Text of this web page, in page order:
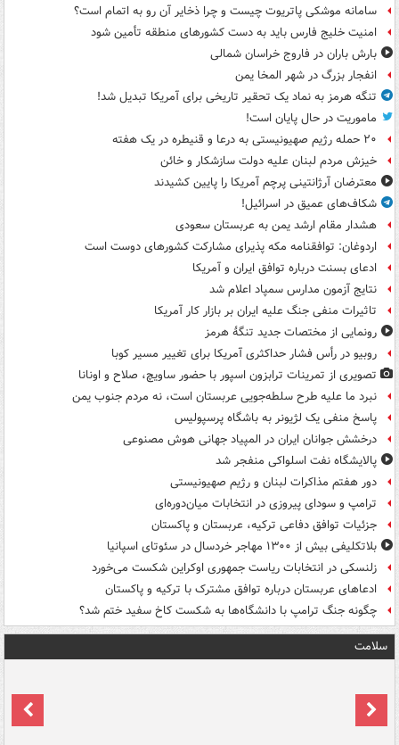
سامانه موشکی پاتریوت چیست و چرا ذخایر آن رو به اتمام است؟
امنیت خلیج فارس باید به دست کشورهای منطقه تأمین شود
بارش باران در فاروج خراسان شمالی
انفجار بزرگ در شهر المخا یمن
تنگه هرمز به نماد یک تحقیر تاریخی برای آمریکا تبدیل شد!
ماموریت در حال پایان است!
۲۰ حمله رژیم صهیونیستی به درعا و قنیطره در یک هفته
خیزش مردم لبنان علیه دولت سازشکار و خائن
معترضان آرژانتینی پرچم آمریکا را پایین کشیدند
شکاف‌های عمیق در اسرائیل!
هشدار مقام ارشد یمن به عربستان سعودی
اردوغان: توافقنامه مکه پذیرای مشارکت کشورهای دوست است
ادعای بسنت درباره توافق ایران و آمریکا
نتایج آزمون مدارس سمپاد اعلام شد
تاثیرات منفی جنگ علیه ایران بر بازار کار آمریکا
رونمایی از مختصات جدید تنگۀ هرمز
روبیو در رأس فشار حداکثری آمریکا برای تغییر مسیر کوبا
تصویری از تمرینات ترابزون اسپور با حضور ساویچ، صلاح و اونانا
نبرد ما علیه طرح سلطه‌جویی عربستان است، نه مردم جنوب یمن
پاسخ منفی یک لژیونر به باشگاه پرسپولیس
درخشش جوانان ایران در المپیاد جهانی هوش مصنوعی
پالایشگاه نفت اسلواکی منفجر شد
دور هفتم مذاکرات لبنان و رژیم صهیونیستی
ترامپ و سودای پیروزی در انتخابات میان‌دوره‌ای
جزئیات توافق دفاعی ترکیه، عربستان و پاکستان
بلاتکلیفی بیش از ۱۳۰۰ مهاجر خردسال در سئوتای اسپانیا
زلنسکی در انتخابات ریاست جمهوری اوکراین شکست می‌خورد
ادعاهای عربستان درباره توافق مشترک با ترکیه و پاکستان
چگونه جنگ ترامپ با دانشگاه‌ها به شکست کاخ سفید ختم شد؟
سلامت